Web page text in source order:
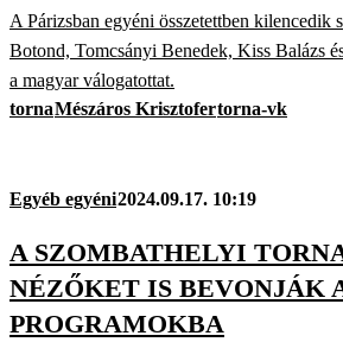
A Párizsban egyéni összetettben
Botond, Tomcsányi Benedek, Kiss Balázs
a magyar válogatottat.
tornaMészáros Krisztofertorna-vk
Egyéb egyéni2024.09.17. 10:19
A SZOMBATHELYI
NÉZŐKET IS BEVONJÁK
PROGRAMOKBA